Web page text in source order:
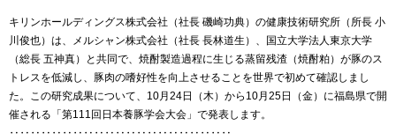
キリンホールディングス株式会社（社長 磯崎功典）の健康技術研究所（所長 小
川俊也）は、メルシャン株式会社（社長 長林道生）、国立大学法人東京大学
（総長 五神真）と共同で、焼酎製造過程に生じる蒸留残渣（焼酎粕）が豚のス
トレスを低減し、豚肉の嗜好性を向上させることを世界で初めて確認しまし
た。この研究成果について、10月24日（木）から10月25日（金）に福島県で開
催される「第111回日本養豚学会大会」で発表します。
‥‥‥‥‥‥‥‥‥‥‥‥‥‥‥‥‥‥‥‥‥